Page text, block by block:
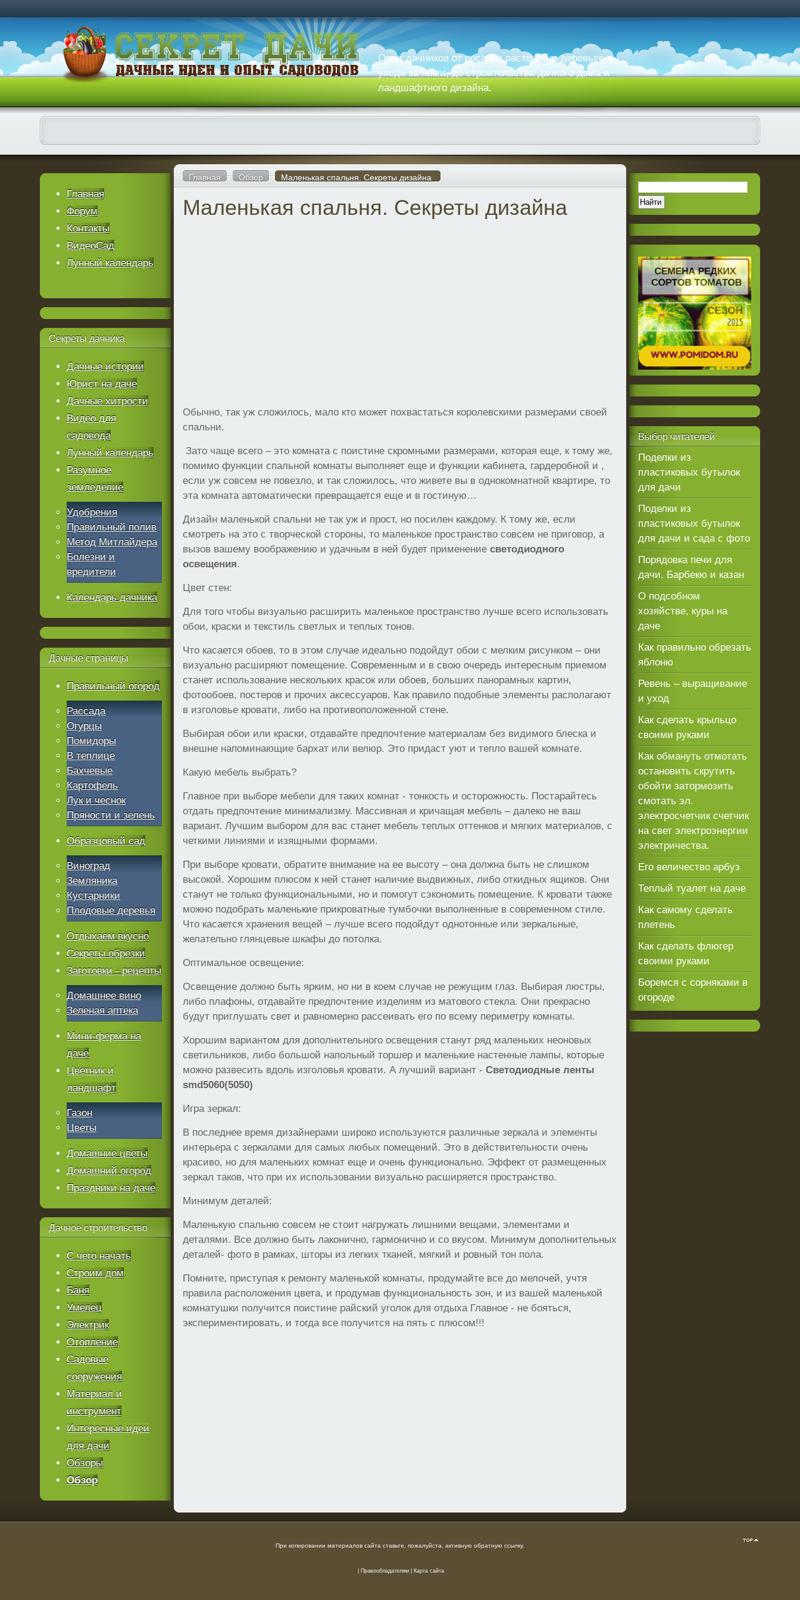
Опыт дачников от посадки растений и деревьев и
ухода за ними, до строительства дачного дома и
ландшафтного дизайна.
Главная Обзор Маленькая спальня. Секреты дизайна
Маленькая спальня. Секреты дизайна
Обычно, так уж сложилось, мало кто может похвастаться королевскими размерами своей
спальни.
Зато чаще всего – это комната с поистине скромными размерами, которая еще, к тому же,
помимо функции спальной комнаты выполняет еще и функции кабинета, гардеробной и ,
если уж совсем не повезло, и так сложилось, что живете вы в однокомнатной квартире, то
эта комната автоматически превращается еще и в гостиную…
Дизайн маленькой спальни не так уж и прост, но посилен каждому. К тому же, если
смотреть на это с творческой стороны, то маленькое пространство совсем не приговор, а
вызов вашему воображению и удачным в ней будет применениесветодиодного
освещения.
Цвет стен:
Для того чтобы визуально расширить маленькое пространство лучше всего использовать
обои, краски и текстиль светлых и теплых тонов.
Что касается обоев, то в этом случае идеально подойдут обои с мелким рисунком – они
визуально расширяют помещение. Современным и в свою очередь интересным приемом
станет использование нескольких красок или обоев, больших панорамных картин,
фотообоев, постеров и прочих аксессуаров. Как правило подобные элементы располагают
в изголовье кровати, либо на противоположенной стене.
Выбирая обои или краски, отдавайте предпочтение материалам без видимого блеска и
внешне напоминающие бархат или велюр. Это придаст уют и тепло вашей комнате.
Какую мебель выбрать?
Главное при выборе мебели для таких комнат - тонкость и осторожность. Постарайтесь
отдать предпочтение минимализму. Массивная и кричащая мебель – далеко не ваш
вариант. Лучшим выбором для вас станет мебель теплых оттенков и мягких материалов, с
четкими линиями и изящными формами.
При выборе кровати, обратите внимание на ее высоту – она должна быть не слишком
высокой. Хорошим плюсом к ней станет наличие выдвижных, либо откидных ящиков. Они
станут не только функциональными, но и помогут сэкономить помещение. К кровати также
можно подобрать маленькие прикроватные тумбочки выполненные в современном стиле.
Что касается хранения вещей – лучше всего подойдут однотонные или зеркальные,
желательно глянцевые шкафы до потолка.
Оптимальное освещение:
Освещение должно быть ярким, но ни в коем случае не режущим глаз. Выбирая люстры,
либо плафоны, отдавайте предпочтение изделиям из матового стекла. Они прекрасно
будут приглушать свет и равномерно рассеивать его по всему периметру комнаты.
Хорошим вариантом для дополнительного освещения станут ряд маленьких неоновых
светильников, либо большой напольный торшер и маленькие настенные лампы, которые
можно развесить вдоль изголовья кровати. А лучший вариант -Светодиодные ленты
smd5060(5050)
Игра зеркал:
В последнее время дизайнерами широко используются различные зеркала и элементы
интерьера с зеркалами для самых любых помещений. Это в действительности очень
красиво, но для маленьких комнат еще и очень функционально. Эффект от размещенных
зеркал таков, что при их использовании визуально расширяется пространство.
Минимум деталей:
Маленькую спальню совсем не стоит нагружать лишними вещами, элементами и
деталями. Все должно быть лаконично, гармонично и со вкусом. Минимум дополнительных
деталей- фото в рамках, шторы из легких тканей, мягкий и ровный тон пола.
Помните, приступая к ремонту маленькой комнаты, продумайте все до мелочей, учтя
правила расположения цвета, и продумав функциональность зон, и из вашей маленькой
комнатушки получится поистине райский уголок для отдыха Главное - не бояться,
экспериментировать, и тогда все получится на пять с плюсом!!!
Главная
Форум
Контакты
ВидеоСад
Лунный календарь
Секреты дачника
Дачные истории
Юрист на даче
Дачные хитрости
Видео для
садовода
Лунный календарь
Разумное
земледелие
Удобрения
Правильный полив
Метод Митлайдера
Болезни и
вредители
Календарь дачника
Дачные страницы
Правильный огород
Рассада
Огурцы
Помидоры
В теплице
Бахчевые
Картофель
Лук и чеснок
Пряности и зелень
Образцовый сад
Виноград
Земляника
Кустарники
Плодовые деревья
Отдыхаем вкусно
Секреты обрезки
Заготовки - рецепты
Домашнее вино
Зеленая аптека
Мини-ферма на
даче
Цветник и
ландшафт
Газон
Цветы
Домашние цветы
Домашний огород
Праздники на даче
Дачное строительство
С чего начать
Строим дом
Баня
Умелец
Электрик
Отопление
Садовые
сооружения
Материал и
инструмент
Интересные идеи
для дачи
Обзоры
Обзор
Выборчитателей
Поделки из
пластиковых бутылок
для дачи
Поделки из
пластиковых бутылок
для дачи и сада с фото
Порядовка печи для
дачи. Барбекю и казан
О подсобном
хозяйстве, куры на
даче
Как правильно обрезать
яблоню
Ревень – выращивание
и уход
Как сделать крыльцо
своими руками
Как обмануть отмотать
остановить скрутить
обойти затормозить
смотать эл.
электросчетчик счетчик
на свет электроэнергии
электричества.
Его величество арбуз
Теплый туалет на даче
Как самому сделать
плетень
Как сделать флюгер
своими руками
Боремся с сорняками в
огороде
При копировании материалов сайта ставьте, пожалуйста, активную обратную ссылку.
Правообладателям Карта сайта